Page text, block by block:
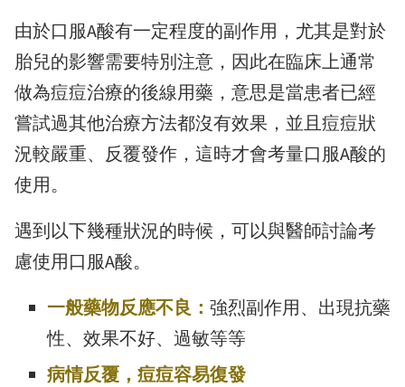
由於口服A酸有一定程度的副作用，尤其是對於
胎兒的影響需要特別注意，因此在臨床上通常
做為痘痘治療的後線用藥，意思是當患者已經
嘗試過其他治療方法都沒有效果，並且痘痘狀
況較嚴重、反覆發作，這時才會考量口服A酸的
使用。
遇到以下幾種狀況的時候，可以與醫師討論考
慮使用口服A酸。
一般藥物反應不良： 強烈副作用、出現抗藥
性、效果不好、過敏等等
病情反覆，痘痘容易復發